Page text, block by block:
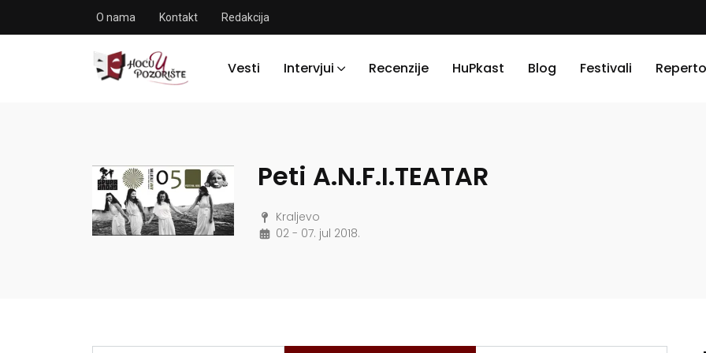
O nama Kontakt Redakcija
Vesti Intervjui Recenzije HuPkast Blog Festivali
Peti A.N.F.I.TEATAR
Kraljevo
02 - 07. jul 2018.